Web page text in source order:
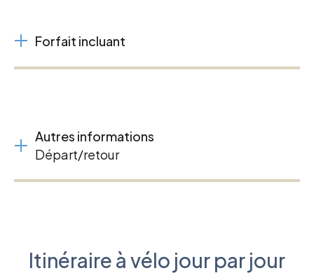
Forfait incluant
Autres informations
Départ/retour
Itinéraire à vélo jour par jour